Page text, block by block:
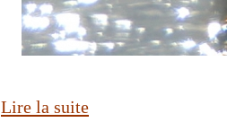
Lire la suite